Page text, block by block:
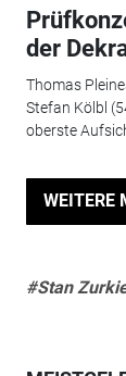
der
Thomas
Stefan Kölbl
oberste
WEITERE
#Stan